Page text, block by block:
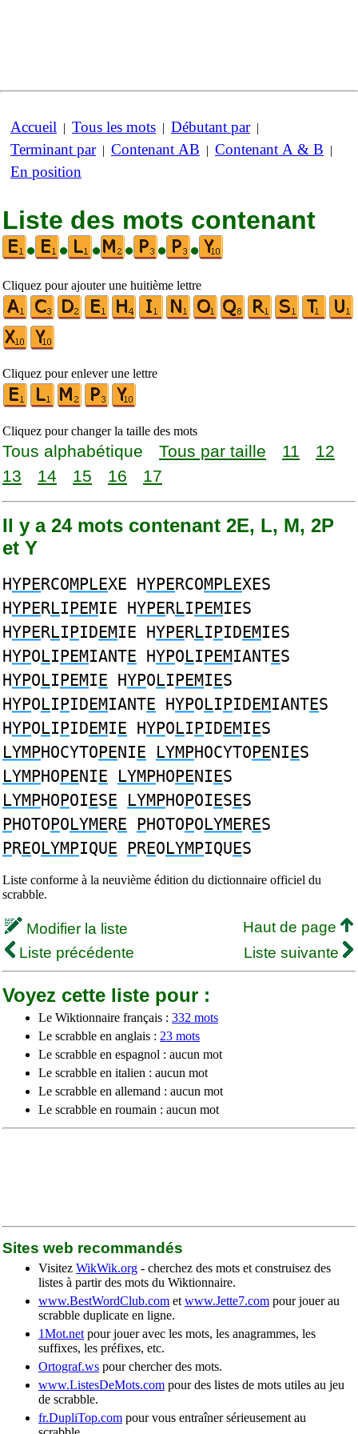
Accueil | Tous les mots | Débutant par|
Terminant par| Contenant AB | Contenant A & B |
En position
Liste des mots contenant
•
• • • • •
Cliquez pour ajouter une huitième lettre
Cliquez pour enlever une lettre
Cliquez pour changer la taille des mots
Tous alphabétique Tous par taille 11
12
13
14 15 16 17
Il y a 24 mots contenant 2E, L, M, 2P
et Y
HYPERCOMPLEXE HYPERCOMPLEXES
HYPERLIPEMIE HYPERLIPEMIES
HYPERLIPIDEMIE HYPERLIPIDEMIES
HYPOLIPEMIANTE HYPOLIPEMIANTES
HYPOLIPEMIE HYPOLIPEMIES
HYPOLIPIDEMIANTE HYPOLIPIDEMIANTES
HYPOLIPIDEMIE HYPOLIPIDEMIES
LYMPHOCYTOPENIE LYMPHOCYTOPENIES
LYMPHOPENIE LYMPHOPENIES
LYMPHOPOIESE LYMPHOPOIESES
PHOTOPOLYMERE PHOTOPOLYMERES
PREOLYMPIQUE PREOLYMPIQUES
Liste conforme à la neuvième édition du dictionnaire officiel du
scrabble.
Modifier la liste
Haut de page
Liste précédente
Liste suivante
Voyez cette liste pour :
Le Wiktionnaire français : 332 mots
Le scrabble en anglais : 23 mots
Le scrabble en espagnol : aucun mot
Le scrabble en italien : aucun mot
Le scrabble en allemand : aucun mot
Le scrabble en roumain : aucun mot
Sites web recommandés
Visitez WikWik.org - cherchez des mots et construisez des
listes à partir des mots du Wiktionnaire.
www.BestWordClub.com et www.Jette7.com pour jouer au
scrabble duplicate en ligne.
1Mot.net pour jouer avec les mots, les anagrammes, les
suffixes, les préfixes, etc.
Ortograf.ws pour chercher des mots.
www.ListesDeMots.com pour des listes de mots utiles au jeu
de scrabble.
fr.DupliTop.com pour vous entraîner sérieusement au